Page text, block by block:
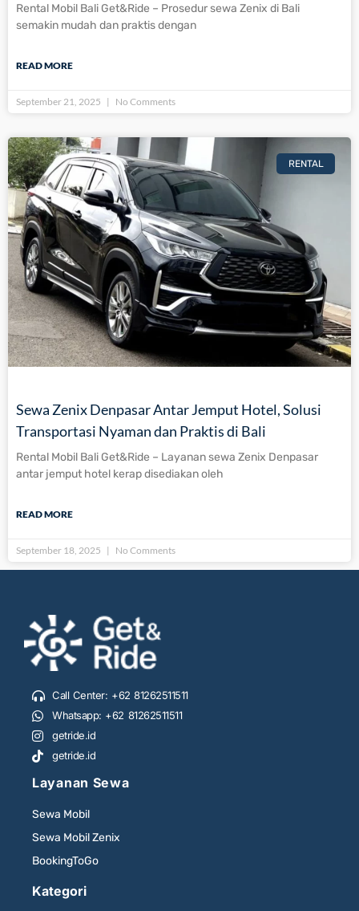
Rental Mobil Bali Get&Ride – Prosedur sewa Zenix di Bali
semakin mudah dan praktis dengan
READ MORE
September 21, 2025 No Comments
RENTAL
Sewa Zenix Denpasar Antar Jemput Hotel, Solusi
Transportasi Nyaman dan Praktis di Bali
Rental Mobil Bali Get&Ride – Layanan sewa Zenix Denpasar
antar jemput hotel kerap disediakan oleh
READ MORE
September 18, 2025 No Comments
Call Center: +62 81262511511
Whatsapp: +62 81262511511
getride.id
getride.id
Layanan Sewa
Sewa Mobil
Sewa Mobil Zenix
BookingToGo
Kategori